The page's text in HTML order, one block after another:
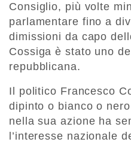
Consiglio, più volte
parlamentare fino a
dimissioni da capo
Cossiga è stato uno
repubblicana.
Il politico Francesco
dipinto o bianco o
nella sua azione ha
l’interesse nazionale